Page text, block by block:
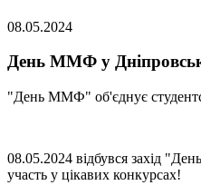
08.05.2024
День ММФ у
"День ММФ" об'єднує
08.05.2024 відбувся захід
участь у цікавих конкурсах!